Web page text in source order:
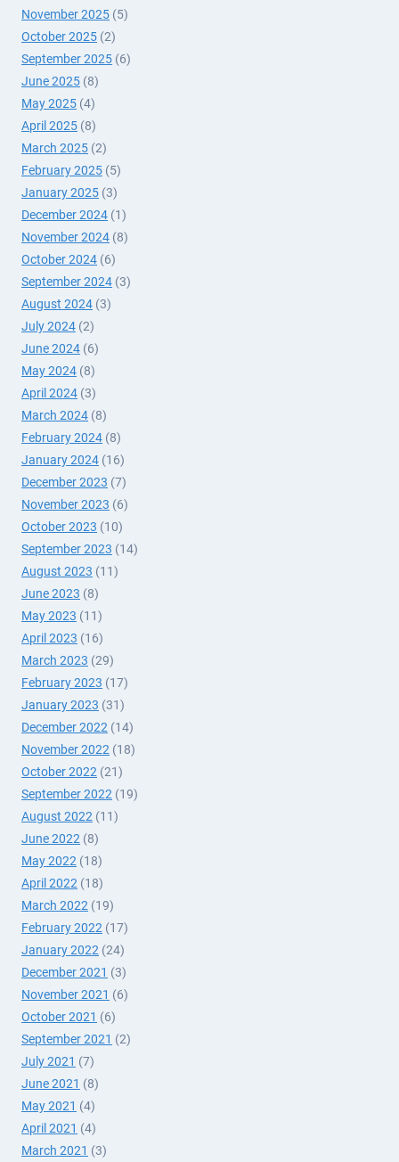
November 2025 (5)
October 2025 (2)
September 2025 (6)
June 2025 (8)
May 2025 (4)
April 2025 (8)
March 2025 (2)
February 2025 (5)
January 2025 (3)
December 2024 (1)
November 2024 (8)
October 2024 (6)
September 2024 (3)
August 2024 (3)
July 2024 (2)
June 2024 (6)
May 2024 (8)
April 2024 (3)
March 2024 (8)
February 2024 (8)
January 2024 (16)
December 2023 (7)
November 2023 (6)
October 2023 (10)
September 2023 (14)
August 2023 (11)
June 2023 (8)
May 2023 (11)
April 2023 (16)
March 2023 (29)
February 2023 (17)
January 2023 (31)
December 2022 (14)
November 2022 (18)
October 2022 (21)
September 2022 (19)
August 2022 (11)
June 2022 (8)
May 2022 (18)
April 2022 (18)
March 2022 (19)
February 2022 (17)
January 2022 (24)
December 2021 (3)
November 2021 (6)
October 2021 (6)
September 2021 (2)
July 2021 (7)
June 2021 (8)
May 2021 (4)
April 2021 (4)
March 2021 (3)